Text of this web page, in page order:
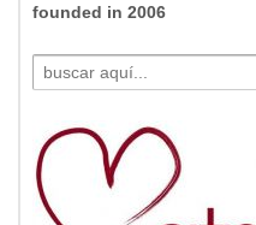
founded in 2006
Buscar
por: